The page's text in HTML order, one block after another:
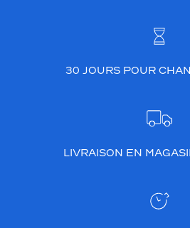
30 JOURS POUR
LIVRAISON EN